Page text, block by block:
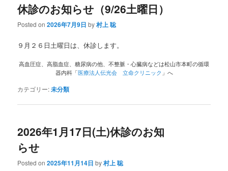
休診のお知らせ（9/26土曜日）
Posted on2026年7月9日 by村上 聡
９月２６日土曜日は、休診します。
高血圧症、高脂血症、糖尿病の他、不整脈・心臓病などは松山市本町の循環
器内科「医療法人伝光会 立命クリニック 」へ
カテゴリー:未分類
2026年1月17日(土)休診のお知
らせ
Posted on2025年11月14日 by村上 聡